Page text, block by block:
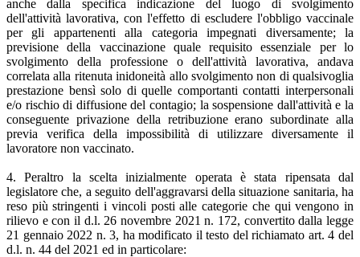
anche dalla specifica indicazione del luogo di svolgimento
dell'attività lavorativa, con l'effetto di escludere l'obbligo vaccinale
per gli appartenenti alla categoria impegnati diversamente; la
previsione della vaccinazione quale requisito essenziale per lo
svolgimento della professione o dell'attività lavorativa, andava
correlata alla ritenuta inidoneità allo svolgimento non di qualsivoglia
prestazione bensì solo di quelle comportanti contatti interpersonali
e/o rischio di diffusione del contagio; la sospensione dall'attività e la
conseguente privazione della retribuzione erano subordinate alla
previa verifica della impossibilità di utilizzare diversamente il
lavoratore non vaccinato.
4. Peraltro la scelta inizialmente operata è stata ripensata dal
legislatore che, a seguito dell'aggravarsi della situazione sanitaria, ha
reso più stringenti i vincoli posti alle categorie che qui vengono in
rilievo e con il d.l. 26 novembre 2021 n. 172, convertito dalla legge
21 gennaio 2022 n. 3, ha modificato il testo del richiamato art. 4 del
d.l. n. 44 del 2021 ed in particolare: